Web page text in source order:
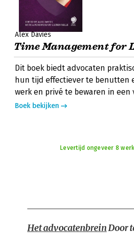
Alex Davies
Time Management for
Dit boek biedt advocaten
hun tijd effectiever te benutten
werk en privé te bewaren in een
Boek bekijken
Levertijd ongeveer 8
Het advocatenbreinDoor